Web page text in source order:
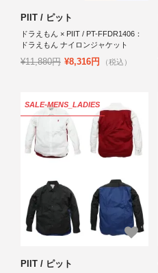
PIIT / ピット
ドラえもん × PIIT / PT-FFDR1406：
ドラえもん ナイロンジャケット
¥11,880円 ¥8,316円 （税込）
SALE-MENS_LADIES
PIIT / ピット